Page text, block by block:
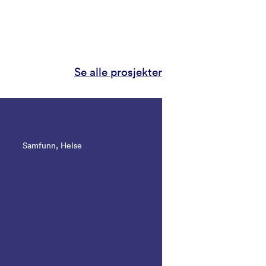
Se alle prosjekter
Samfunn, Helse